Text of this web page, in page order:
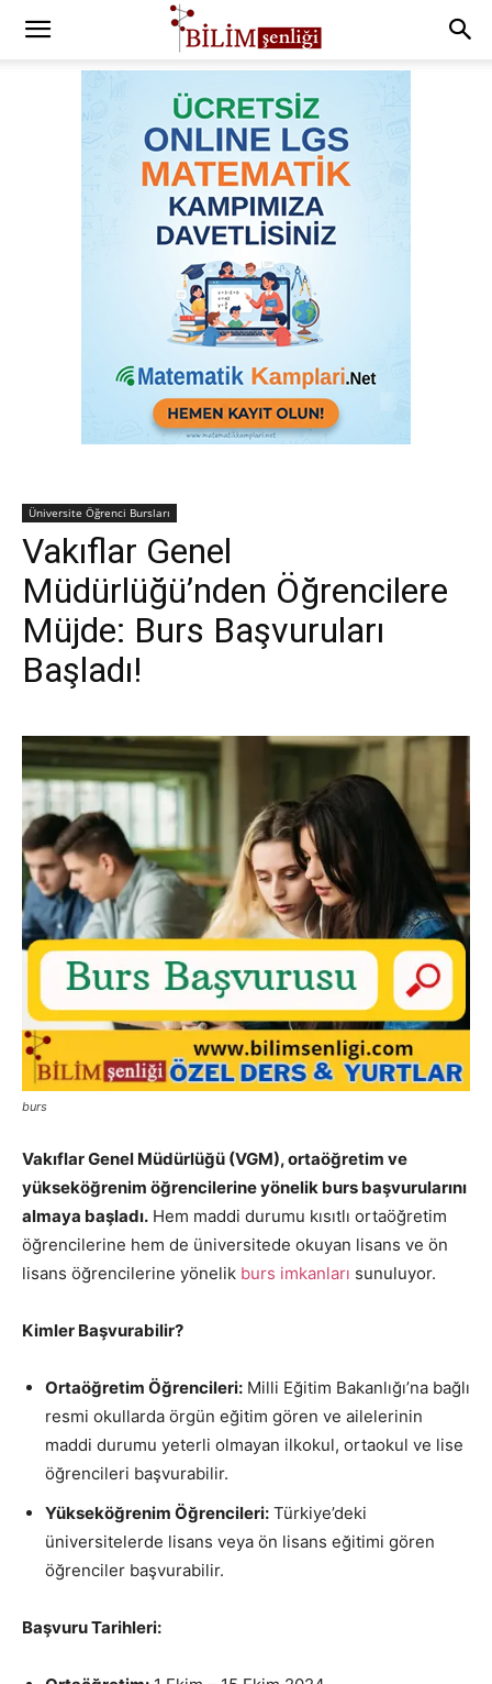
Üniversite Öğrenci Bursları
Vakıflar Genel
Müdürlüğü’nden Öğrencilere
Müjde: Burs Başvuruları
Başladı!
burs
Vakıflar Genel Müdürlüğü (VGM), ortaöğretim ve
yükseköğrenim öğrencilerine yönelik burs başvurularını
almaya başladı. Hem maddi durumu kısıtlı ortaöğretim
öğrencilerine hem de üniversitede okuyan lisans ve ön
lisans öğrencilerine yönelik burs imkanları sunuluyor.
Kimler Başvurabilir?
Ortaöğretim Öğrencileri: Milli Eğitim Bakanlığı’na bağlı
resmi okullarda örgün eğitim gören ve ailelerinin
maddi durumu yeterli olmayan ilkokul, ortaokul ve lise
öğrencileri başvurabilir.
Yükseköğrenim Öğrencileri: Türkiye’deki
üniversitelerde lisans veya ön lisans eğitimi gören
öğrenciler başvurabilir.
Başvuru Tarihleri: